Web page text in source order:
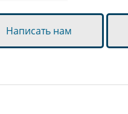
Написать нам